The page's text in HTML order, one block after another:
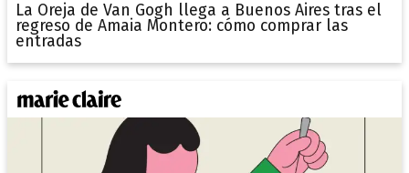
La Oreja de Van Gogh llega a Buenos Aires tras el
regreso de Amaia Montero: cómo comprar las
entradas